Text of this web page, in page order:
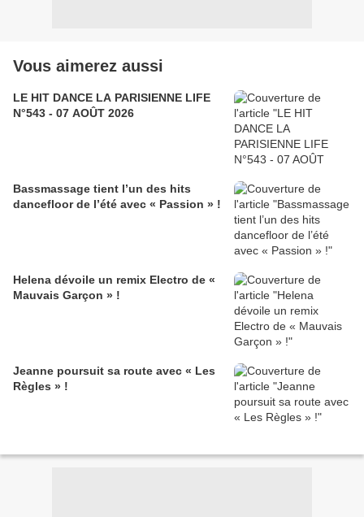
Vous aimerez aussi
LE HIT DANCE LA PARISIENNE LIFE
N°543 - 07 AOÛT 2026
Bassmassage tient l’un des hits
dancefloor de l’été avec « Passion » !
Helena dévoile un remix Electro de «
Mauvais Garçon » !
Jeanne poursuit sa route avec « Les
Règles » !